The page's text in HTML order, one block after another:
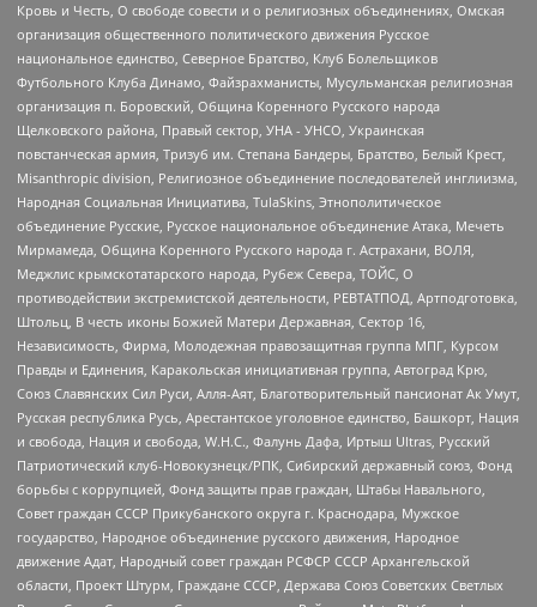
Кровь и Честь, О свободе совести и о религиозных объединениях, Омская
организация общественного политического движения Русское
национальное единство, Северное Братство, Клуб Болельщиков
Футбольного Клуба Динамо, Файзрахманисты, Мусульманская религиозная
организация п. Боровский, Община Коренного Русского народа
Щелковского района, Правый сектор, УНА - УНСО, Украинская
повстанческая армия, Тризуб им. Степана Бандеры, Братство, Белый Крест,
Misanthropic division, Религиозное объединение последователей инглиизма,
Народная Социальная Инициатива, TulaSkins, Этнополитическое
объединение Русские, Русское национальное объединение Атака, Мечеть
Мирмамеда, Община Коренного Русского народа г. Астрахани, ВОЛЯ,
Меджлис крымскотатарского народа, Рубеж Севера, ТОЙС, О
противодействии экстремистской деятельности, РЕВТАТПОД, Артподготовка,
Штольц, В честь иконы Божией Матери Державная, Сектор 16,
Независимость, Фирма, Молодежная правозащитная группа МПГ, Курсом
Правды и Единения, Каракольская инициативная группа, Автоград Крю,
Союз Славянских Сил Руси, Алля-Аят, Благотворительный пансионат Ак Умут,
Русская республика Русь, Арестантское уголовное единство, Башкорт, Нация
и свобода, Нация и свобода, W.H.С., Фалунь Дафа, Иртыш Ultras, Русский
Патриотический клуб-Новокузнецк/РПК, Сибирский державный союз, Фонд
борьбы с коррупцией, Фонд защиты прав граждан, Штабы Навального,
Совет граждан СССР Прикубанского округа г. Краснодара, Мужское
государство, Народное объединение русского движения, Народное
движение Адат, Народный совет граждан РСФСР СССР Архангельской
области, Проект Штурм, Граждане СССР, Держава Союз Советских Светлых